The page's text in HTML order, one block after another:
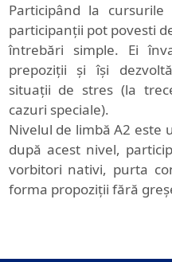
Participând la
participanții pot povesti
întrebări simple. Ei
prepoziții și își
situații de stres (la
cazuri speciale).
Nivelul de limbă A2 este
după acest nivel,
vorbitori nativi, purta
forma propoziții fără